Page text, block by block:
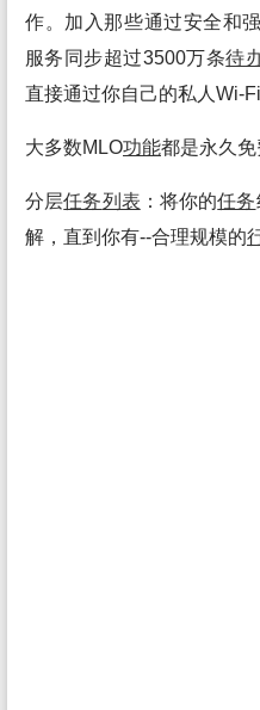
作。加入那些通过安全和
服务同步超过3500万条待
直接通过你自己的私人Wi-
大多数MLO功能都是永久免
分层任务列表 ：将你的任务
解，直到你有--合理规模的